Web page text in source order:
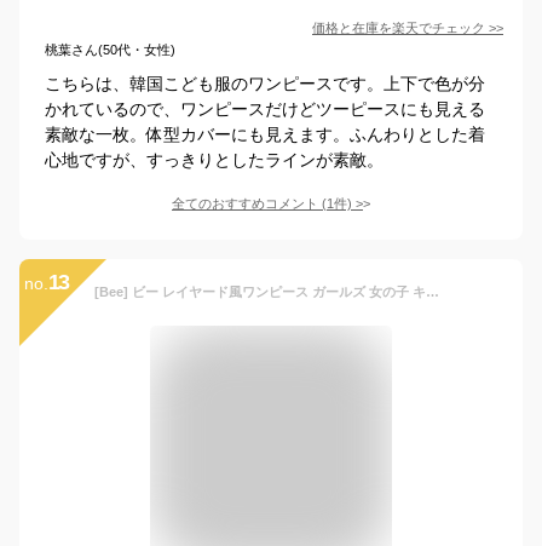
価格と在庫を楽天でチェック >>
桃葉さん(50代・女性)
こちらは、韓国こども服のワンピースです。上下で色が分
かれているので、ワンピースだけどツーピースにも見える
素敵な一枚。体型カバーにも見えます。ふんわりとした着
心地ですが、すっきりとしたラインが素敵。
全てのおすすめコメント (1件) >
no. 13 [Bee] ビー レイヤード風ワンピース ガールズ 女の子 キッズ 秋 冬 sbb01809 130cm ネイビー×ブルー地